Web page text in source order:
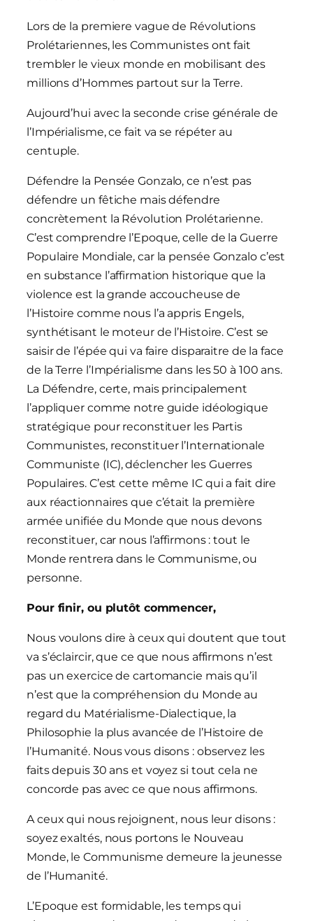
Lors de la premiere vague de Révolutions
Prolétariennes, les Communistes ont fait
trembler le vieux monde en mobilisant des
millions d’Hommes partout sur la Terre.
Aujourd’hui avec la seconde crise générale de
l’Impérialisme, ce fait va se répéter au
centuple.
Défendre la Pensée Gonzalo, ce n’est pas
défendre un fêtiche mais défendre
concrètement la Révolution Prolétarienne.
C’est comprendre l’Epoque, celle de la Guerre
Populaire Mondiale, car la pensée Gonzalo c’est
en substance l’affirmation historique que la
violence est la grande accoucheuse de
l’Histoire comme nous l’a appris Engels,
synthétisant le moteur de l’Histoire. C’est se
saisir de l’épée qui va faire disparaitre de la face
de la Terre l’Impérialisme dans les 50 à 100 ans.
La Défendre, certe, mais principalement
l’appliquer comme notre guide idéologique
stratégique pour reconstituer les Partis
Communistes, reconstituer l’Internationale
Communiste (IC), déclencher les Guerres
Populaires. C’est cette même IC qui a fait dire
aux réactionnaires que c’était la première
armée unifiée du Monde que nous devons
reconstituer, car nous l’affirmons : tout le
Monde rentrera dans le Communisme, ou
personne.
Pour finir, ou plutôt commencer,
Nous voulons dire à ceux qui doutent que tout
va s’éclaircir, que ce que nous affirmons n’est
pas un exercice de cartomancie mais qu’il
n’est que la compréhension du Monde au
regard du Matérialisme-Dialectique, la
Philosophie la plus avancée de l’Histoire de
l’Humanité. Nous vous disons : observez les
faits depuis 30 ans et voyez si tout cela ne
concorde pas avec ce que nous affirmons.
A ceux qui nous rejoignent, nous leur disons :
soyez exaltés, nous portons le Nouveau
Monde, le Communisme demeure la jeunesse
de l’Humanité.
L’Epoque est formidable, les temps qui